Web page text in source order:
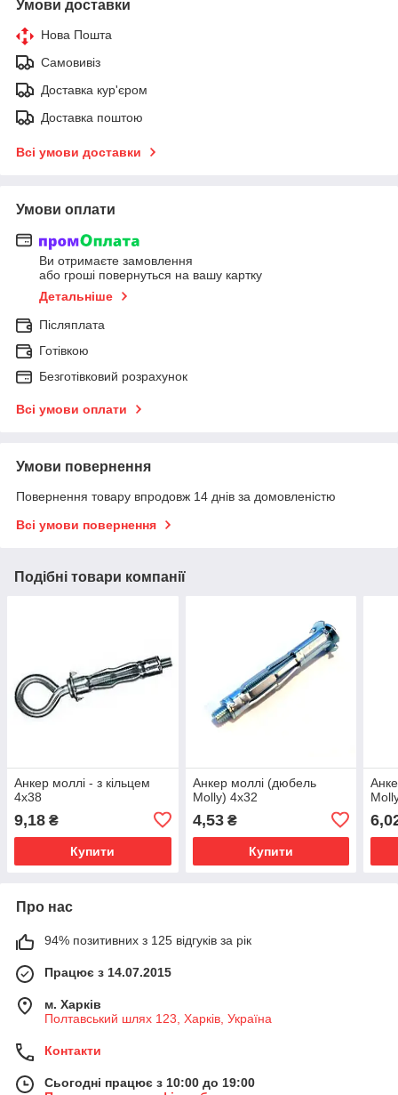
Умови доставки
Нова Пошта
Самовивіз
Доставка кур'єром
Доставка поштою
Всі умови доставки
Умови оплати
Ви отримаєте замовлення
або гроші повернуться на вашу картку
Детальніше
Післяплата
Готівкою
Безготівковий розрахунок
Всі умови оплати
Умови повернення
Повернення товару впродовж 14 днів за домовленістю
Всі умови повернення
Подібні товари компанії
Анкер моллі - з кільцем
4х38
9,18 ₴
Купити
Анкер моллі (дюбель
Molly) 4х32
4,53₴
Купити
Про нас
94% позитивних з 125 відгуків за рік
Працює з 14.07.2015
м. Харків
Полтавський шлях 123, Харків, Україна
Контакти
Сьогодні працює з 10:00 до 19:00